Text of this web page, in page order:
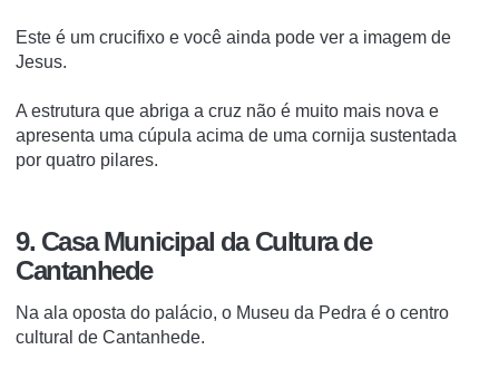
Este é um crucifixo e você ainda pode ver a imagem de
Jesus.
A estrutura que abriga a cruz não é muito mais nova e
apresenta uma cúpula acima de uma cornija sustentada
por quatro pilares.
9. Casa Municipal da Cultura de
Cantanhede
Na ala oposta do palácio, o Museu da Pedra é o centro
cultural de Cantanhede.